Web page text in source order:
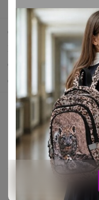
Поддержка альпак
Самое выгодное
Самое желанное
Самое быстрое
Начать зарабатывать с
Picabox.ru - Лучшее
Розыгрыш - Генератор
Пульс нашего
Укорачиватель ссылок